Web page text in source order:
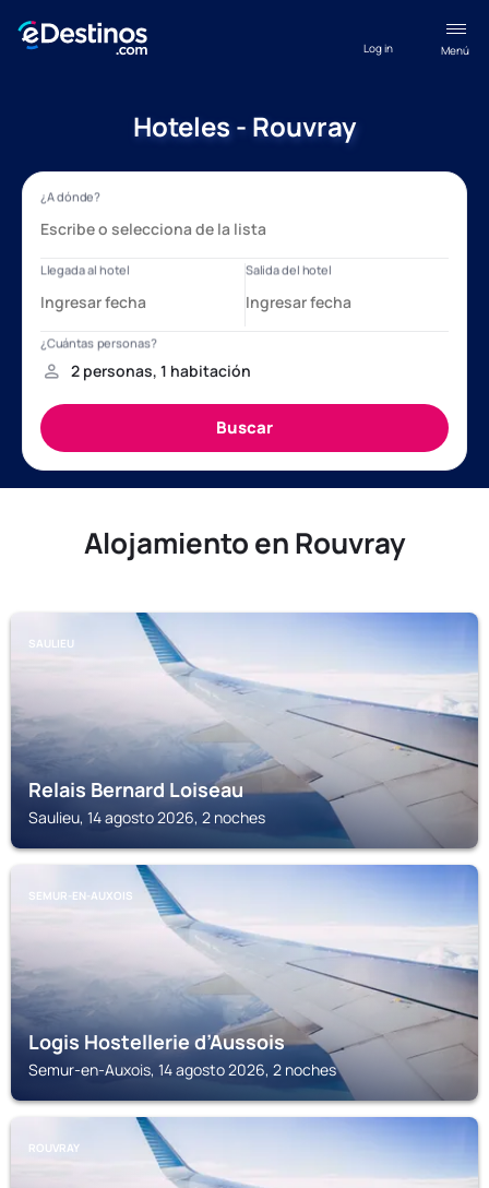
Menú
Log in
Hoteles - Rouvray
Alojamiento en Rouvray
SAULIEU
Relais Bernard Loiseau
Saulieu, 14 agosto 2026, 2 noches
SEMUR-EN-AUXOIS
Logis Hostellerie d’Aussois
Semur-en-Auxois, 14 agosto 2026, 2 noches
ROUVRAY